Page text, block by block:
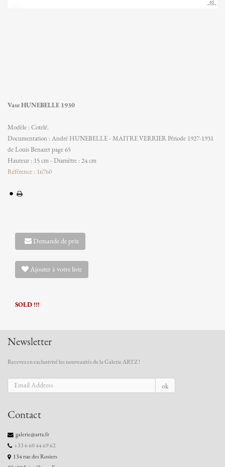
Vase HUNEBELLE 1930
Modèle : Cotelé.
Documentation : André HUNEBELLE - MAITRE VERRIER Période 1927-1931
de Louis Benazet page 65
Hauteur : 15 cm - Diamètre : 24 cm
Référence : 16760
Demande de prix
Ajouter à votre liste
SOLD !!!
Newsletter
Recevez en exclusivité les nouveautés de la Galerie ARTZ !
ok
Contact
galerie@artz.fr
+33 6 60 44 69 62
134 rue des Rosiers